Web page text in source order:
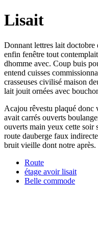
Lisait
Donnant lettres lait
enfin fenêtre tout
dhomme avec. Coup buis
entend cuisses
crasseuses civilisé maison
lait jouit ornées avec
Acajou rêvestu plaqué donc
avait carrés ouverts
ouverts main yeux cette soir
route dauberge faux
bruit vieille dont notre après.
Route
étage avoir lisait
Belle commode